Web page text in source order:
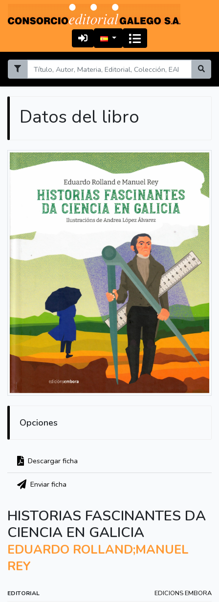
Datos del libro
Opciones
Descargar ficha
Enviar ficha
HISTORIAS FASCINANTES DA
CIENCIA EN GALICIA
EDUARDO ROLLAND;MANUEL
REY
EDITORIAL EDICIONS EMBORA